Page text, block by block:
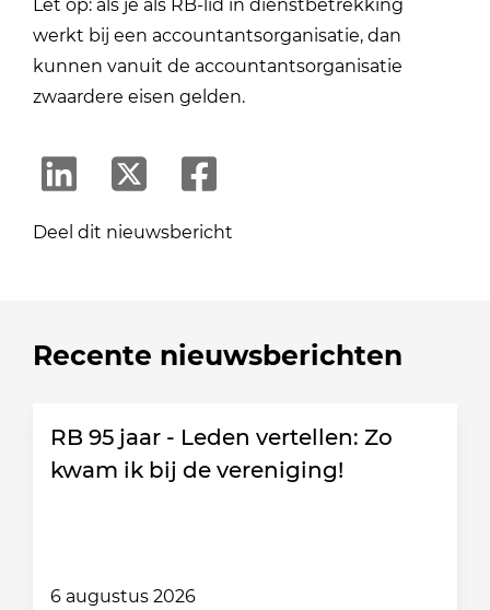
Let op: als je als RB-lid in dienstbetrekking
werkt bij een accountantsorganisatie, dan
kunnen vanuit de accountantsorganisatie
zwaardere eisen gelden.
Deel dit nieuwsbericht
Recente nieuwsberichten
RB 95 jaar - Leden vertellen: Zo
kwam ik bij de vereniging!
6 augustus 2026